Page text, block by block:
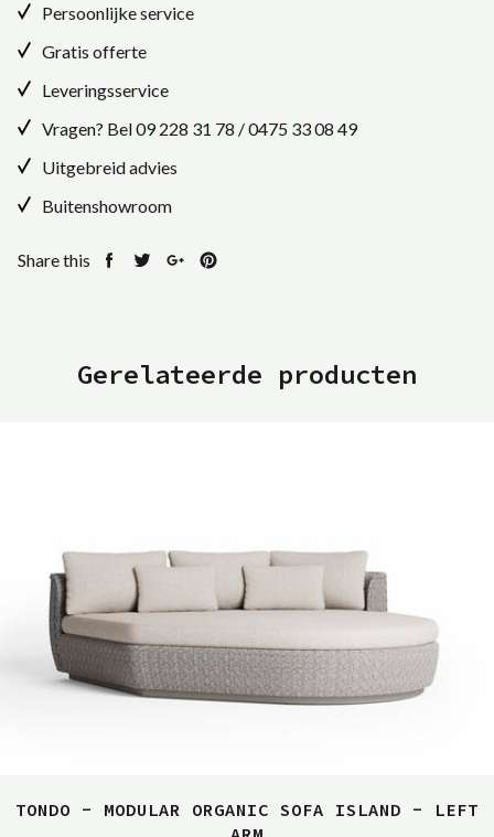
Persoonlijke service
Gratis offerte
Leveringsservice
Vragen? Bel09 228 31 78 /0475 33 08 49
Uitgebreid advies
Buitenshowroom
Share this
Gerelateerde producten
TONDO - MODULAR ORGANIC SOFA ISLAND - LEFT